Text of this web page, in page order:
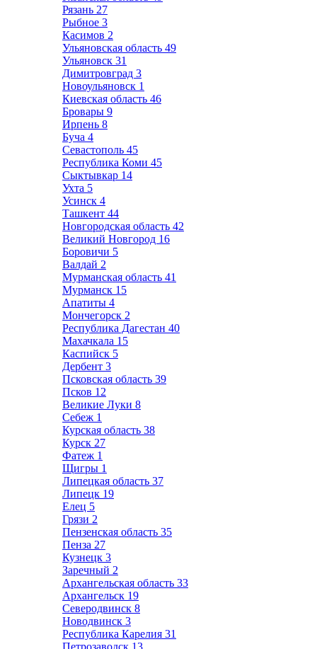
Рязань 27
Рыбное 3
Касимов 2
Ульяновская область 49
Ульяновск 31
Димитровград 3
Новоульяновск 1
Киевская область 46
Бровары 9
Ирпень 8
Буча 4
Севастополь 45
Республика Коми 45
Сыктывкар 14
Ухта 5
Усинск 4
Ташкент 44
Новгородская область 42
Великий Новгород 16
Боровичи 5
Валдай 2
Мурманская область 41
Мурманск 15
Апатиты 4
Мончегорск 2
Республика Дагестан 40
Махачкала 15
Каспийск 5
Дербент 3
Псковская область 39
Псков 12
Великие Луки 8
Себеж 1
Курская область 38
Курск 27
Фатеж 1
Щигры 1
Липецкая область 37
Липецк 19
Елец 5
Грязи 2
Пензенская область 35
Пенза 27
Кузнецк 3
Заречный 2
Архангельская область 33
Архангельск 19
Северодвинск 8
Новодвинск 3
Республика Карелия 31
Петрозаводск 13